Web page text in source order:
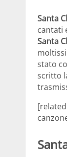
Santa
cantati
Santa
stato
scritto